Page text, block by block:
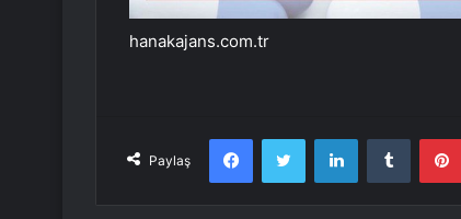
hanakajans.com.tr
Paylaş
FacebookTwitter LinkedInTumblr